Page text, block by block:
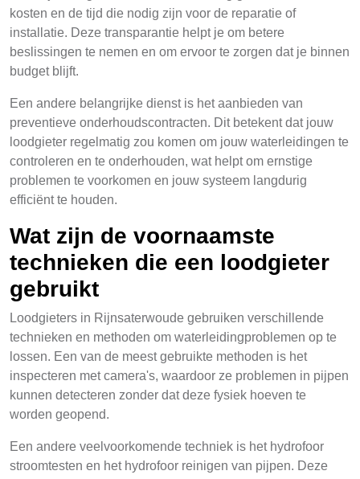
kosten en de tijd die nodig zijn voor de reparatie of
installatie. Deze transparantie helpt je om betere
beslissingen te nemen en om ervoor te zorgen dat je binnen
budget blijft.
Een andere belangrijke dienst is het aanbieden van
preventieve onderhoudscontracten. Dit betekent dat jouw
loodgieter regelmatig zou komen om jouw waterleidingen te
controleren en te onderhouden, wat helpt om ernstige
problemen te voorkomen en jouw systeem langdurig
efficiënt te houden.
Wat zijn de voornaamste
technieken die een loodgieter
gebruikt
Loodgieters in Rijnsaterwoude gebruiken verschillende
technieken en methoden om waterleidingproblemen op te
lossen. Een van de meest gebruikte methoden is het
inspecteren met camera's, waardoor ze problemen in pijpen
kunnen detecteren zonder dat deze fysiek hoeven te
worden geopend.
Een andere veelvoorkomende techniek is het hydrofoor
stroomtesten en het hydrofoor reinigen van pijpen. Deze